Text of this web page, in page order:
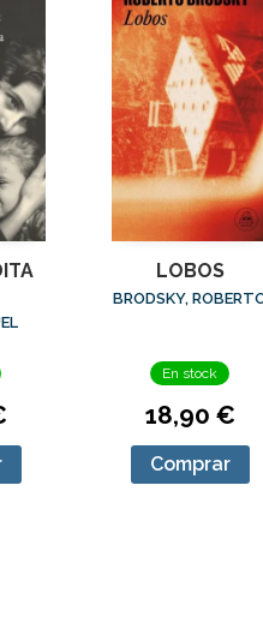
LOBOS
BRODSKY,
En stock
18,90 €
Comprar